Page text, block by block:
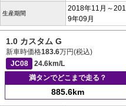
生産期間
2018年11月～201
9年09月
1.0 カスタム G
新車時価格183.6万円(税込)
JC08
24.6km/L
満タンでどこまで走る？
885.6km